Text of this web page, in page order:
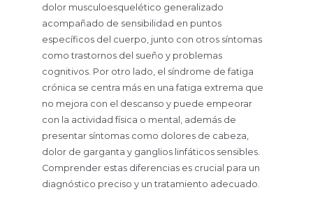
dolor musculoesquelético generalizado
acompañado de sensibilidad en puntos
específicos del cuerpo, junto con otros síntomas
como trastornos del sueño y problemas
cognitivos. Por otro lado, el síndrome de fatiga
crónica se centra más en una fatiga extrema que
no mejora con el descanso y puede empeorar
con la actividad física o mental, además de
presentar síntomas como dolores de cabeza,
dolor de garganta y ganglios linfáticos sensibles.
Comprender estas diferencias es crucial para un
diagnóstico preciso y un tratamiento adecuado.